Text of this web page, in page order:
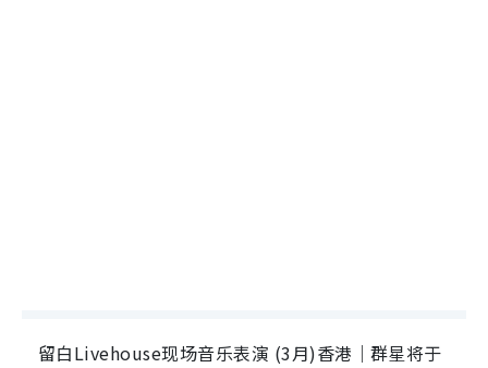
留白Livehouse现场音乐表演 (3月)香港｜群星将于